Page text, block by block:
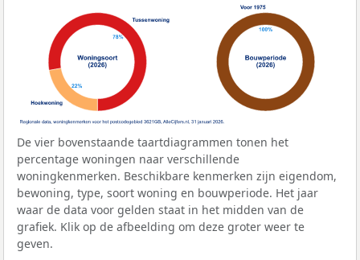
De vier bovenstaande taartdiagrammen tonen het
percentage woningen naar verschillende
woningkenmerken. Beschikbare kenmerken zijn eigendom,
bewoning, type, soort woning en bouwperiode. Het jaar
waar de data voor gelden staat in het midden van de
grafiek. Klik op de afbeelding om deze groter weer te
geven.